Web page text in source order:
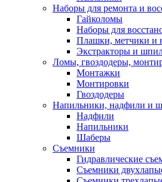
Наборы для ремонта и
Гайколомы
Наборы для
Плашки, метчики и
Экстракторы и
Ломы, гвоздодеры,
Монтажки
Монтировки
Гвоздодеры
Напильники, надфили и
Надфили
Напильники
Шаберы
Съемники
Гидравлические
Съемники